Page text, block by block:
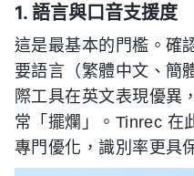
1. 語言與口音支援度
這是最基本的門檻。確
要語言（繁體中文、簡
際工具在英文表現優異
常「擺爛」。Tinrec 在
專門優化，識別率更具